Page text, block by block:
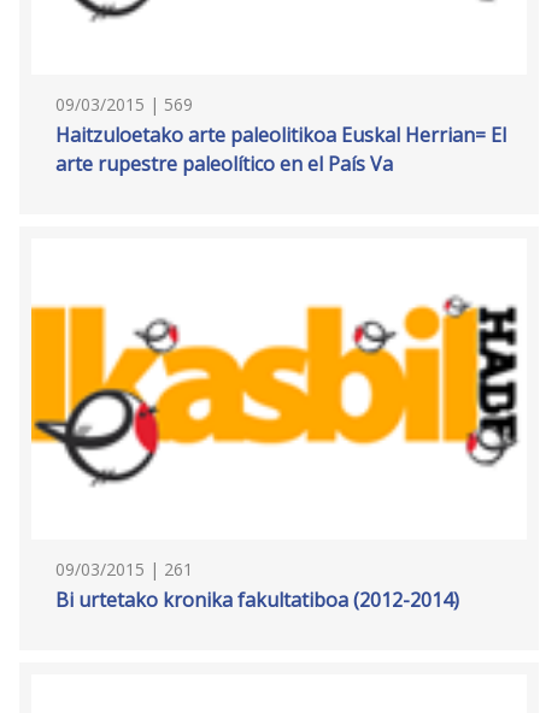
09/03/2015 | 569
Haitzuloetako arte paleolitikoa Euskal Herrian= El
arte rupestre paleolítico en el País Va
09/03/2015 | 261
Bi urtetako kronika fakultatiboa (2012-2014)